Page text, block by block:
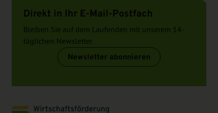
Direkt in Ihr E-Mail-Postfach
Bleiben Sie auf dem Laufenden mit unserem 14-
täglichen Newsletter
Newsletter abonnieren